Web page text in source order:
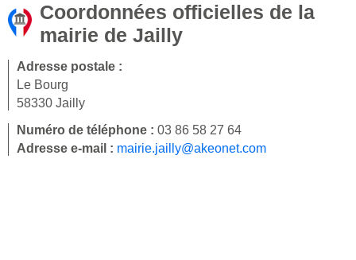
Coordonnées officielles de la
mairie de Jailly
Adresse postale :
Le Bourg
58330 Jailly
Numéro de téléphone : 03 86 58 27 64
Adresse e-mail : mairie.jailly@akeonet.com